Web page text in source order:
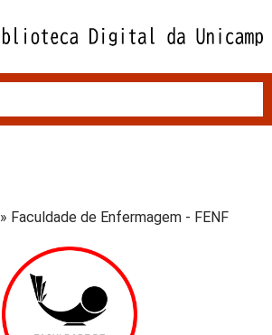
» Faculdade de Enfermagem - FENF